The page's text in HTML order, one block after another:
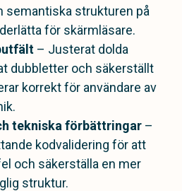
semantiska strukturen på
för skärmläsare.
– Justerat dolda
dubbletter och säkerställt
korrekt för användare av
tekniska förbättringar –
kodvalidering för att
och säkerställa en mer
struktur.